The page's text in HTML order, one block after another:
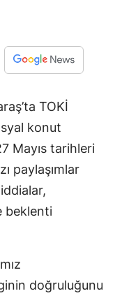
TOKİ
konut
Mayıs tarihleri
paylaşımlar
beklenti
doğruluğunu